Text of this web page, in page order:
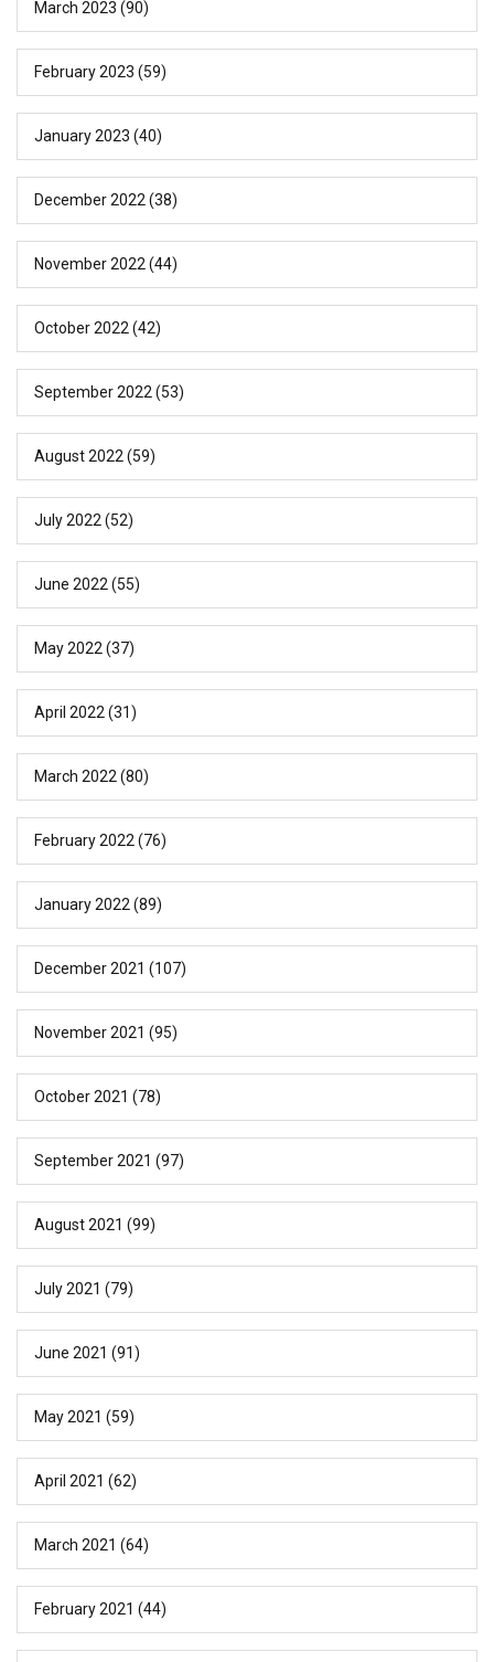
March 2023 (90)
February 2023 (59)
January 2023 (40)
December 2022 (38)
November 2022 (44)
October 2022 (42)
September 2022 (53)
August 2022 (59)
July 2022 (52)
June 2022 (55)
May 2022 (37)
April 2022 (31)
March 2022 (80)
February 2022 (76)
January 2022 (89)
December 2021 (107)
November 2021 (95)
October 2021 (78)
September 2021 (97)
August 2021 (99)
July 2021 (79)
June 2021 (91)
May 2021 (59)
April 2021 (62)
March 2021 (64)
February 2021 (44)